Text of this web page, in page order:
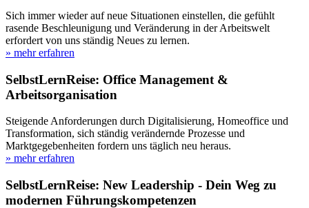
Sich immer wieder auf neue Situationen einstellen, die gefühlt
rasende Beschleunigung und Veränderung in der Arbeitswelt
erfordert von uns ständig Neues zu lernen.
» mehr erfahren
SelbstLernReise: Office Management &
Arbeitsorganisation
Steigende Anforderungen durch Digitalisierung, Homeoffice und
Transformation, sich ständig verändernde Prozesse und
Marktgegebenheiten fordern uns täglich neu heraus.
» mehr erfahren
SelbstLernReise: New Leadership - Dein Weg zu
modernen Führungskompetenzen